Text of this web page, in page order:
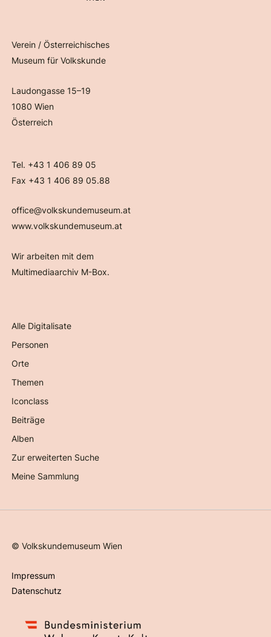
Verein / Österreichisches
Museum für Volkskunde
Laudongasse 15–19
1080 Wien
Österreich
Tel. +43 1 406 89 05
Fax +43 1 406 89 05.88
office@volkskundemuseum.at
www.volkskundemuseum.at
Wir arbeiten mit dem
Multimediaarchiv M-Box.
Alle Digitalisate
Personen
Orte
Themen
Iconclass
Beiträge
Alben
Zur erweiterten Suche
Meine Sammlung
©Volkskundemuseum Wien
Impressum
Datenschutz